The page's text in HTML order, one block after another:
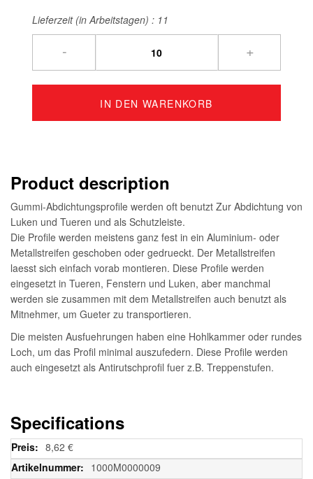
Lieferzeit (in Arbeitstagen) : 11
- +
IN DEN WARENKORB
Product description
Gummi-Abdichtungsprofile werden oft benutzt Zur Abdichtung von
Luken und Tueren und als Schutzleiste.
Die Profile werden meistens ganz fest in ein Aluminium- oder
Metallstreifen geschoben oder gedrueckt. Der Metallstreifen
laesst sich einfach vorab montieren. Diese Profile werden
eingesetzt in Tueren, Fenstern und Luken, aber manchmal
werden sie zusammen mit dem Metallstreifen auch benutzt als
Mitnehmer, um Gueter zu transportieren.
Die meisten Ausfuehrungen haben eine Hohlkammer oder rundes
Loch, um das Profil minimal auszufedern. Diese Profile werden
auch eingesetzt als Antirutschprofil fuer z.B. Treppenstufen.
Specifications
Weitere
Informationen
8,62 €
1000M0000009